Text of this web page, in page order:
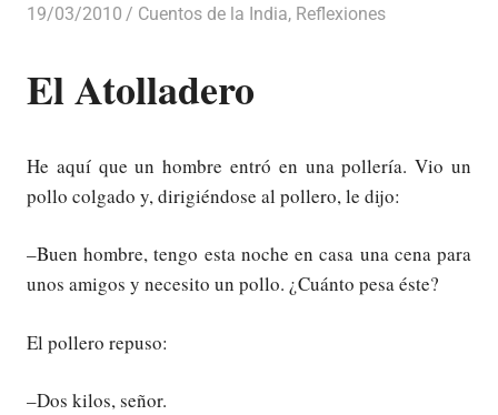
19/03/2010 Luis Castellanos
Cuentos de la India, Reflexiones
El Atolladero
He aquí que un hombre entró en una pollería. Vio un
pollo colgado y, dirigiéndose al pollero, le dijo:
–Buen hombre, tengo esta noche en casa una cena para
unos amigos y necesito un pollo. ¿Cuánto pesa éste?
El pollero repuso:
–Dos kilos, señor.